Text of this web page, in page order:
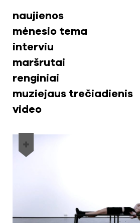
naujienos
mėnesio tema
interviu
maršrutai
renginiai
muziejaus trečiadienis
video